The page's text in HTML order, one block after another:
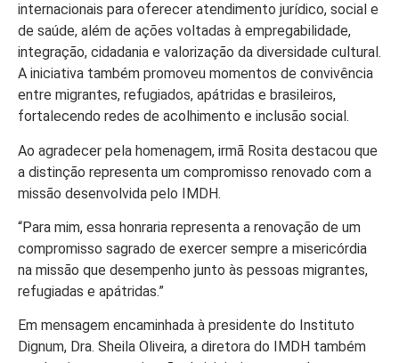
internacionais para oferecer atendimento jurídico, social e
de saúde, além de ações voltadas à empregabilidade,
integração, cidadania e valorização da diversidade cultural.
A iniciativa também promoveu momentos de convivência
entre migrantes, refugiados, apátridas e brasileiros,
fortalecendo redes de acolhimento e inclusão social.
Ao agradecer pela homenagem, irmã Rosita destacou que
a distinção representa um compromisso renovado com a
missão desenvolvida pelo IMDH.
“Para mim, essa honraria representa a renovação de um
compromisso sagrado de exercer sempre a misericórdia
na missão que desempenho junto às pessoas migrantes,
refugiadas e apátridas.”
Em mensagem encaminhada à presidente do Instituto
Dignum, Dra. Sheila Oliveira, a diretora do IMDH também